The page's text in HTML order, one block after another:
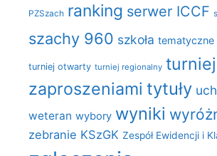
PZSzach ranking serwer ICCF
szachy 960 szkoła tematyczne
turniej otwarty turniej regionalny
zaproszeniami tytuły
weteran wybory wyniki
zebranie KSzGK Zespół Ewidencji i